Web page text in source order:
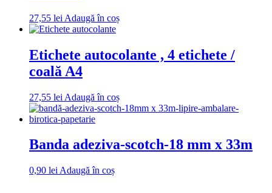
27,55 lei Adaugă în coș
Etichete autocolante , 4 etichete /
coală A4
27,55 lei Adaugă în coș
Banda adeziva-scotch-18 mm x 33m
0,90 lei Adaugă în coș